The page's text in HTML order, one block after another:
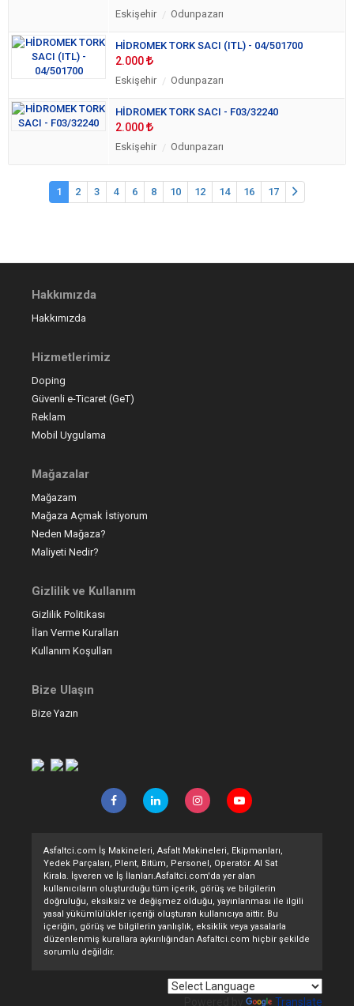
Eskişehir Odunpazarı
HİDROMEK TORK SACI (ITL) - 04/501700
2.000
Eskişehir Odunpazarı
HİDROMEK TORK SACI - F03/32240
2.000
Eskişehir Odunpazarı
1 2 3 4 6 8 10 12 14 16 17
Hakkımızda
Hakkımızda
Hizmetlerimiz
Doping
Güvenli e-Ticaret (GeT)
Reklam
Mobil Uygulama
Mağazalar
Mağazam
Mağaza Açmak İstiyorum
Neden Mağaza?
Maliyeti Nedir?
Gizlilik ve Kullanım
Gizlilik Politikası
İlan Verme Kuralları
Kullanım Koşulları
Bize Ulaşın
Bize Yazın
Asfaltci.com İş Makineleri, Asfalt Makineleri, Ekipmanları,
Yedek Parçaları, Plent, Bitüm, Personel, Operatör. Al Sat
Kirala. İşveren ve İş İlanları.Asfaltci.com'da yer alan
kullanıcıların oluşturduğu tüm içerik, görüş ve bilgilerin
doğruluğu, eksiksiz ve değişmez olduğu, yayınlanması ile ilgili
yasal yükümlülükler içeriği oluşturan kullanıcıya aittir. Bu
içeriğin, görüş ve bilgilerin yanlışlık, eksiklik veya yasalarla
düzenlenmiş kurallara aykırılığından Asfaltci.com hiçbir şekilde
sorumlu değildir.
Translate